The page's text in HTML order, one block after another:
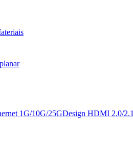
1G/10G/25GDesign HDMI 2.0/2.1